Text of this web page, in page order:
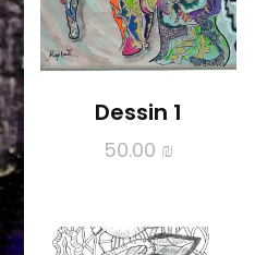
Dessin 1
50.00 ₪